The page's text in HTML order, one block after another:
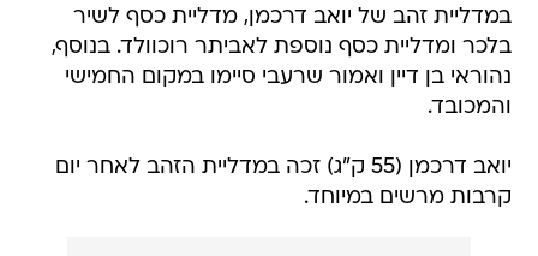
במדליית זהב של יואב דרכמן, מדליית כסף לשיר
בלכר ומדליית כסף נוספת לאביתר רוכוולד. בנוסף,
נהוראי בן דיין ואמור שרעבי סיימו במקום החמישי
והמכובד.
יואב דרכמן (55 ק"ג) זכה במדליית הזהב לאחר יום
קרבות מרשים במיוחד.